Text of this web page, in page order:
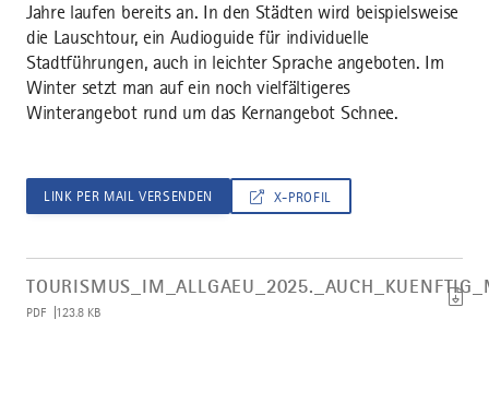
Jahre laufen bereits an. In den Städten wird beispielsweise
die Lauschtour, ein Audioguide für individuelle
Stadtführungen, auch in leichter Sprache angeboten. Im
Winter setzt man auf ein noch vielfältigeres
Winterangebot rund um das Kernangebot Schnee.
LINK PER MAIL VERSENDEN X-PROFIL
PDF 123.8 KB